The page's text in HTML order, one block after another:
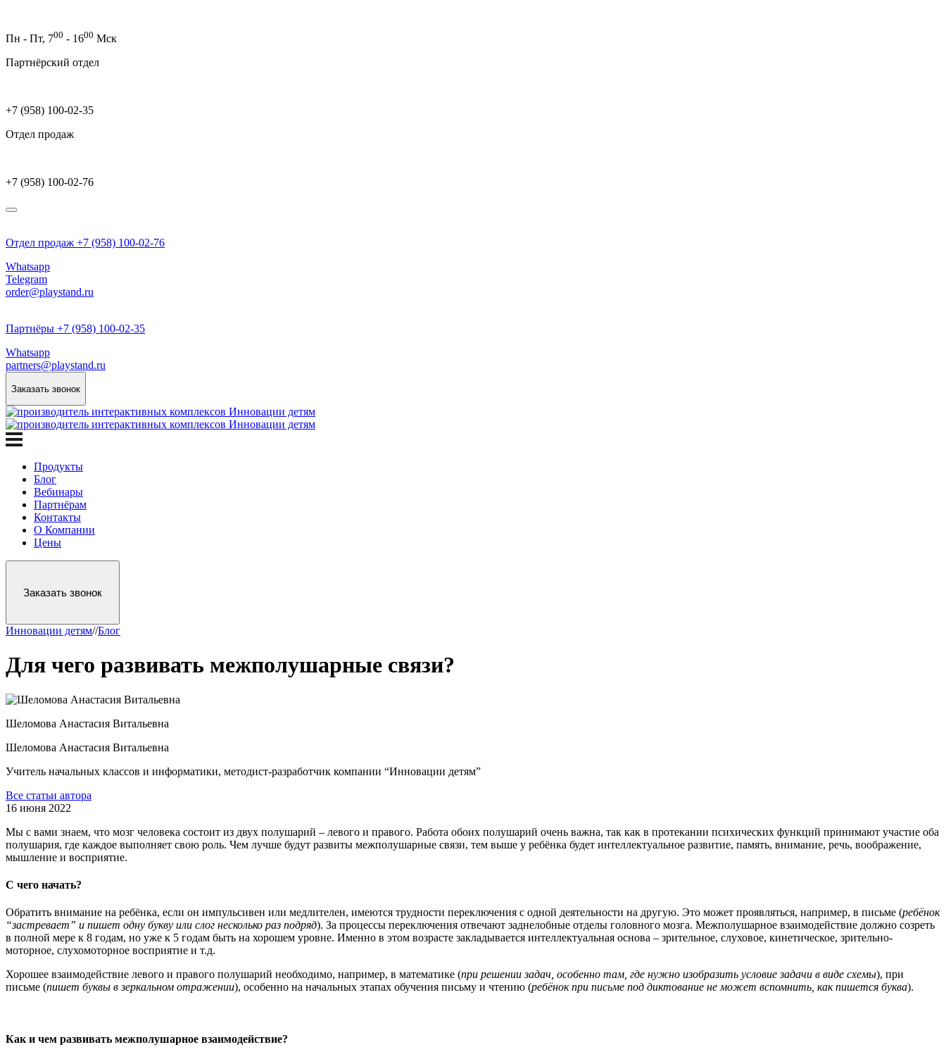
Пн - Пт, 700 - 1600 Мск
Партнёрский отдел
+7 (958) 100-02-35
Отдел продаж
+7 (958) 100-02-76
Отдел продаж +7 (958) 100-02-76
Whatsapp
Telegram
order@playstand.ru
Партнёры +7 (958) 100-02-35
Whatsapp
partners@playstand.ru
Заказать звонок
Продукты
Блог
Вебинары
Партнёрам
Контакты
О Компании
Цены
Заказать звонок
Инновации детям//Блог
Для чего развивать межполушарные связи?
Шеломова Анастасия Витальевна
Шеломова Анастасия Витальевна
Учитель начальных классов и информатики, методист-разработчик компании “Инновации детям”
Все статьи автора
16 июня 2022
Мы с вами знаем, что мозг человека состоит из двух полушарий – левого и правого. Работа обоих полушарий очень важна, так как в протекании психических функций принимают участие оба
полушария, где каждое выполняет свою роль. Чем лучше будут развиты межполушарные связи, тем выше у ребёнка будет интеллектуальное развитие, память, внимание, речь, воображение,
мышление и восприятие.
С чего начать?
Обратить внимание на ребёнка, если он импульсивен или медлителен, имеются трудности переключения с одной деятельности на другую. Это может проявляться, например, в письме (ребёнок
“застревает” и пишет одну букву или слог несколько раз подряд). За процессы переключения отвечают заднелобные отделы головного мозга. Межполушарное взаимодействие должно созреть
в полной мере к 8 годам, но уже к 5 годам быть на хорошем уровне. Именно в этом возрасте закладывается интеллектуальная основа – зрительное, слуховое, кинетическое, зрительно-
моторное, слухомоторное восприятие и т.д.
Хорошее взаимодействие левого и правого полушарий необходимо, например, в математике (при решении задач, особенно там, где нужно изобразить условие задачи в виде схемы), при
письме (пишет буквы в зеркальном отражении), особенно на начальных этапах обучения письму и чтению (ребёнок при письме под диктование не может вспомнить, как пишется буква).
Как и чем развивать межполушарное взаимодействие?